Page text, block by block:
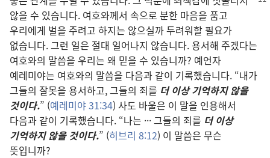
않을 수 있습니다. 여호와께서 속으로 분한 마음을 품고
우리에게 벌을 주려고 하지는 않으실까 두려워할 필요가
없습니다. 그런 일은 절대 일어나지 않습니다. 용서해 주겠다는
여호와의 말씀을 우리는 왜 믿을 수 있습니까? 예언자
예레미야는 여호와의 말씀을 다음과 같이 기록했습니다. “내가
그들의 잘못을 용서하고, 그들의 죄를 더 이상 기억하지 않을
것이다.” (예레미야 31:34) 사도 바울은 이 말을 인용해서
다음과 같이 기록했습니다. “나는 ··· 그들의 죄를 더 이상
기억하지 않을 것이다.” (히브리 8:12) 이 말씀은 무슨
뜻입니까?